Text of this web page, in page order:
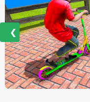
❮